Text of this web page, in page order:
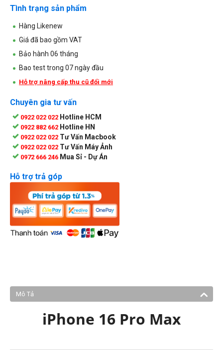
Tình trạng sản phẩm
Hàng Likenew
Giá đã bao gồm VAT
Bảo hành 06 tháng
Bao test trong 07 ngày đầu
Hỗ trợ nâng cấp thu cũ đổi mới
Chuyên gia tư vấn
0922 022 022 Hotline HCM
0922 882 662 Hotline HN
0922 022 022 Tư Vấn Macbook
0922 022 022 Tư Vấn Máy Ảnh
0972 666 246 Mua Sỉ - Dự Án
Hỗ trợ trả góp
Mô Tả
iPhone 16 Pro Max